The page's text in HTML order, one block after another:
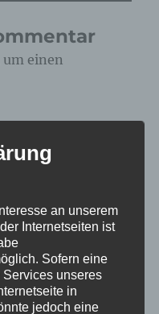
um einen
werden.
an unserem
Internetseiten ist
Sofern eine
unseres
in
jedoch eine